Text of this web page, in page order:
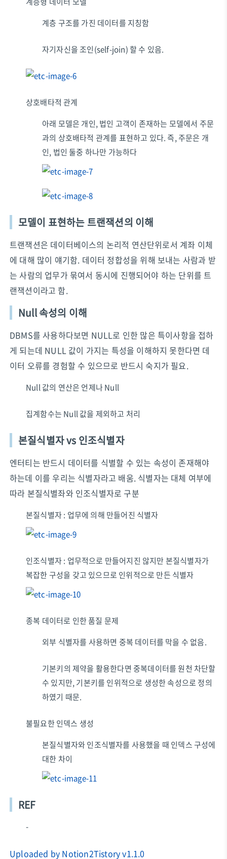
계층 구조를 가진 데이터를 지칭함
자기자신을 조인(self-join) 할 수 있음.
상호배타적 관계
아래 모델은 개인, 법인 고객이 존재하는 모델에서 주문
과의 상호배타적 관계를 표현하고 있다. 즉, 주문은 개
인, 법인 둘중 하나만 가능하다
모델이 표현하는 트랜잭션의 이해
트랜잭션은 데이터베이스의 논리적 연산단위로서 계좌 이체
에 대해 많이 얘기함. 데이터 정합성을 위해 보내는 사람과 받
는 사람의 업무가 묶여서 동시에 진행되어야 하는 단위를 트
랜잭션이라고 함.
Null 속성의 이해
DBMS를 사용하다보면 NULL로 인한 많은 특이사항을 접하
게 되는데 NULL 값이 가지는 특성을 이해하지 못한다면 데
이터 오류를 경험할 수 있으므로 반드시 숙지가 필요.
Null 값의 연산은 언제나 Null
집계함수는 Null 값을 제외하고 처리
본질식별자 vs 인조식별자
엔터티는 반드시 데이터를 식별할 수 있는 속성이 존재해야
하는데 이를 우리는 식별자라고 배움. 식별자는 대체 여부에
따라 본질식별좌와 인조식별자로 구분
본질식별자 : 업무에 의해 만들어진 식별자
인조식별자 : 업무적으로 만들어지진 않지만 본질식별자가
복잡한 구성을 갖고 있으므로 인위적으로 만든 식별자
종복 데이터로 인한 품질 문제
외부 식별자를 사용하면 중복 데이터를 막을 수 없음.
기본키의 제약을 활용한다면 중복데이터를 원천 차단할
수 있지만, 기본키를 인위적으로 생성한 속성으로 정의
하였기 때문.
불필요한 인덱스 생성
본질식별자와 인조식별자를 사용했을 때 인덱스 구성에
대한 차이
REF
-
Uploaded by Notion2Tistory v1.1.0